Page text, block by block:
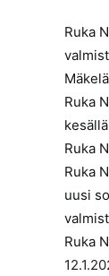
Ruka
Ruka
Ruka
Ruka
uusi
Ruka